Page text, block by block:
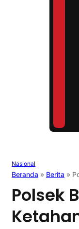
Nasional
Beranda » Berita »
Polsek